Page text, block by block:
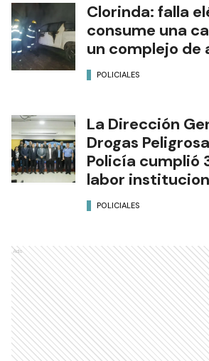
Clorinda: falla
consume una
un complejo de
POLICIALES
La Dirección
Drogas
Policía cumplió
labor
POLICIALES
Ads